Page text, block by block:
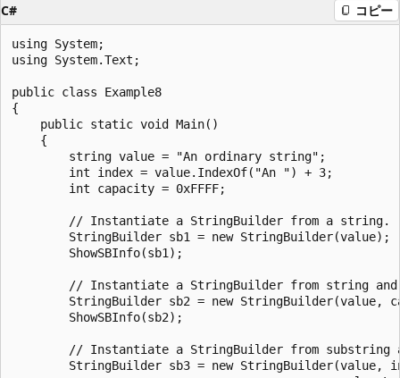
C# コピー
using System;
using System.Text;
public class Example8
{
    public static void Main()
    {
        string value = "An ordinary string";
        int index = value.IndexOf("An ") + 3;
        int capacity = 0xFFFF;
        // Instantiate a StringBuilder from a string.
        StringBuilder sb1 = new StringBuilder(value);
        ShowSBInfo(sb1);
// Instantiate a StringBuilder from string
StringBuilder sb2 = new StringBuilder(value,
        ShowSBInfo(sb2);
// Instantiate a StringBuilder from
StringBuilder sb3 = new StringBuilder(value,